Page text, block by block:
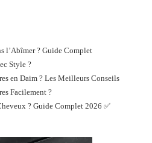
l’Abîmer ? Guide Complet
Style ?
en Daim ? Les Meilleurs Conseils
Facilement ?
? Guide Complet 2026 ✅